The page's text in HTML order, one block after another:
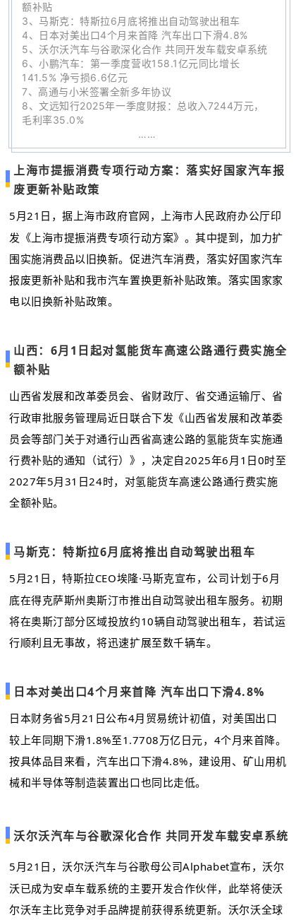
额补贴
3、马斯克：特斯拉6月底将推出自动驾驶出租车
4、
日本对美出口4个月来首降 汽车出口下滑4.8%
5、沃尔沃汽车与谷歌深化合作 共同开发车载安卓系统
6、 小鹏汽车：第一季度营收158.1亿元同比增长
141.5% 净亏损6.6亿元
7、 高通与小米签署全新多年协议
8、文远知行2025年一季度财报：总收入7244万元，
毛利率35.0%
……
上海市提振消费专项行动方案：落实好国家汽车报
废更新补贴政策
5月21日，据上海市政府官网，上海市人民政府办公厅印
发《上海市提振消费专项行动方案》。其中提到，加力扩
围实施消费品以旧换新。促进汽车消费，落实好国家汽车
报废更新补贴和我市汽车置换更新补贴政策。落实国家家
电以旧换新补贴政策。
山西：6月1日起对氢能货车高速公路通行费实施全
额补贴
山西省发展和改革委员会、省财政厅、省交通运输厅、省
行政审批服务管理局近日联合下发《山西省发展和改革委
员会等部门关于对通行山西省高速公路的氢能货车实施通
行费补贴的通知（试行）》，决定自2025年6月1日0时至
2027年5月31日24时，对氢能货车高速公路通行费实施
全额补贴。
马斯克：特斯拉6月底将推出自动驾驶出租车
5月21日，特斯拉CEO埃隆·马斯克宣布，公司计划于6月
底在得克萨斯州奥斯汀市推出自动驾驶出租车服务。初期
将在奥斯汀部分区域投放约10辆自动驾驶出租车，若试运
行顺利且无事故，将迅速扩展至数千辆车。
日本对美出口4个月来首降 汽车出口下滑4.8%
日本财务省5月21日公布4月贸易统计初值，对美国出口
较上年同期下滑1.8%至1.7708万亿日元，4个月来首降。
按具体品目来看，汽车出口下滑4.8%，建设用、矿山用机
械和半导体等制造装置出口也同比走低。
沃尔沃汽车与谷歌深化合作 共同开发车载安卓系统
5月21日，沃尔沃汽车与谷歌母公司Alphabet宣布，沃尔
沃已成为安卓车载系统的主要开发合作伙伴，此举将使沃
尔沃车主比竞争对手品牌提前获得系统更新。沃尔沃全球